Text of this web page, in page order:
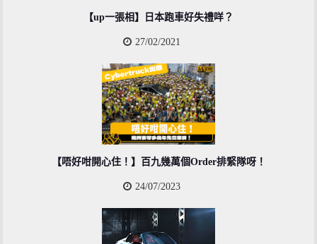
【up一張相】日本跑車好失禮咩？
27/02/2021
【唔好咁開心住！】百九幾萬個Order排緊隊呀！
24/07/2023